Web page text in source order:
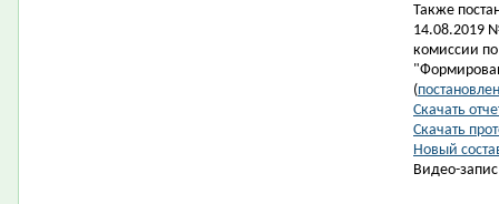
Также
14.08.2019
комиссии
(
Скачать
Скачать
Новый
Видео-